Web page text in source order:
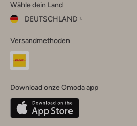
Instagram
Facebook
TikTok
Wähle dein Land
DEUTSCHLAND
dein
Land
Belgique(Français)
Deutschland
Versandmethoden
Download onze Omoda app